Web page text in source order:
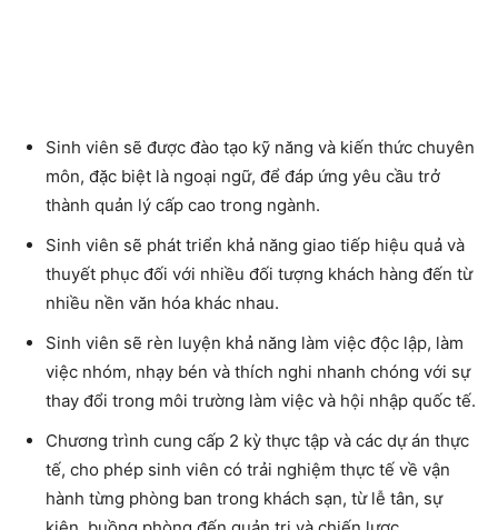
Sinh viên sẽ được đào tạo kỹ năng và kiến thức chuyên
môn, đặc biệt là ngoại ngữ, để đáp ứng yêu cầu trở
thành quản lý cấp cao trong ngành.
Sinh viên sẽ phát triển khả năng giao tiếp hiệu quả và
thuyết phục đối với nhiều đối tượng khách hàng đến từ
nhiều nền văn hóa khác nhau.
Sinh viên sẽ rèn luyện khả năng làm việc độc lập, làm
việc nhóm, nhạy bén và thích nghi nhanh chóng với sự
thay đổi trong môi trường làm việc và hội nhập quốc tế.
Chương trình cung cấp 2 kỳ thực tập và các dự án thực
tế, cho phép sinh viên có trải nghiệm thực tế về vận
hành từng phòng ban trong khách sạn, từ lễ tân, sự